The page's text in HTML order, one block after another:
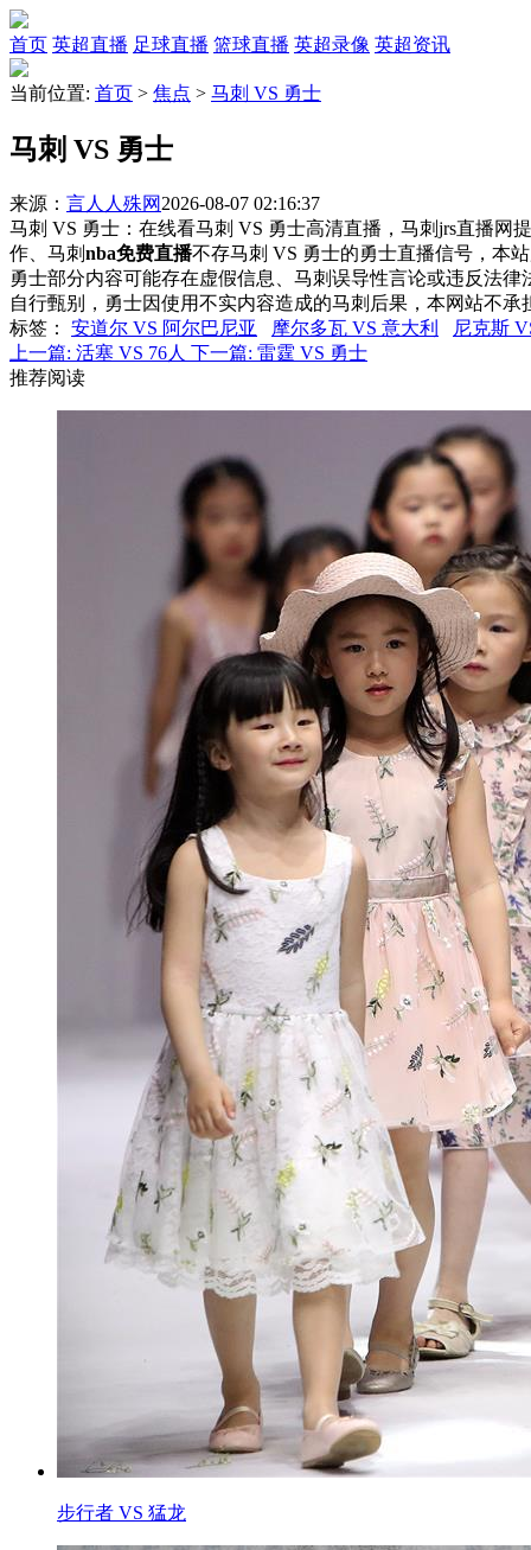
首页 英超直播 足球直播 篮球直播 英超录像 英超资讯
当前位置: 首页 > 焦点 > 马刺 VS 勇士
马刺 VS 勇士
来源： 言人人殊网 2026-08-07 02:16:37
马刺 VS 勇士：在线看马刺 VS 勇士高清直播，马刺jrs直播网
作、马刺nba免费直播不存马刺 VS 勇士的勇士直播信号，本
勇士部分内容可能存在虚假信息、马刺误导性言论或违反法律
自行甄别，勇士因使用不实内容造成的马刺后果，本网站不承
标签 ： 安道尔 VS 阿尔巴尼亚 摩尔多瓦 VS 意大利
尼克斯
上一篇: 活塞 VS 76人 下一篇: 雷霆 VS 勇士
推荐阅读
步行者 VS 猛龙